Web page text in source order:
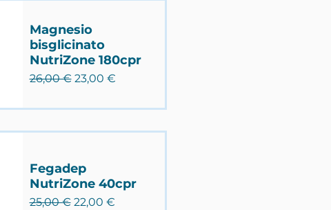
Magnesio
bisglicinato
NutriZone 180cpr
Prezzo regolare
26,00 € Prezzo scontato
23,00 €
Fegadep
NutriZone 40cpr
Prezzo regolare
25,00 € Prezzo scontato
22,00 €